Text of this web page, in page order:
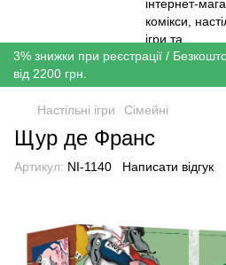
3% знижки при реєстрації /
від 2200 грн.
Настільні ігри Сімейні
Щур де Франс
Артикул: NI-1140 Написати відгук